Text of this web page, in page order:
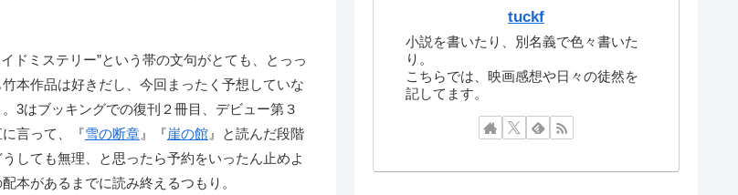
ミステリー”という帯の文句がとても、とっっ
本作品は好きだし、今回まったく予想していな
3はブッキングでの復刊２冊目、デビュー第３
言って、『雪の断章 』『崖の館 』と読んだ段階
しても無理、と思ったら予約をいったん止めよ
本があるまでに読み終えるつもり。
tuckf
小説を書いたり、別名義で色々書いた
り。
こちらでは、映画感想や日々の徒然を
記してます。